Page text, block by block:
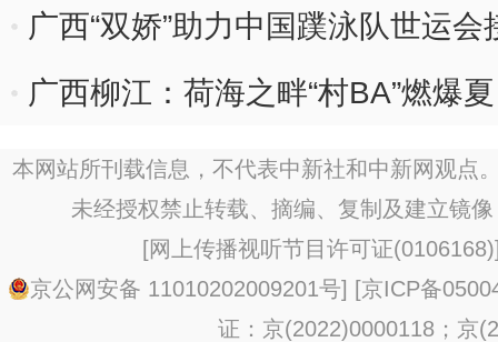
广西“双娇”助力中国蹼泳队世运会
广西柳江：荷海之畔“村BA”燃爆
本网站所刊载信息，不代表中新社和中新网观点
未经授权禁止转载、摘编、复制及建立镜
[网上传播视听节目许可证(0106168)
京公网安备 11010202009201号] [京ICP备
证：京(2022)0000118；京